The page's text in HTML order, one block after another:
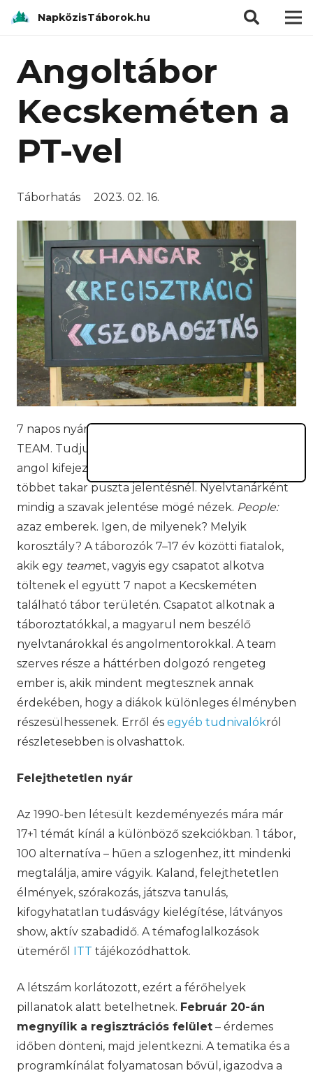
NapközisTáborok.hu
Angoltábor
Kecskeméten a
PT-vel
Táborhatás 2023. 02. 16.
7 napos nyári gyerekfesztivál? IGEN: PEOPLE
TEAM. Tudjuk-e, hogy jelent, mit takar ez az
angol kifejezés? Számomra a
többet takar puszta jelentésnél. Nyelvtanárként
mindig a szavak jelentése mögé nézek. People:
azaz emberek. Igen, de milyenek? Melyik
korosztály? A táborozók 7–17 év közötti fiatalok,
akik egy teamet, vagyis egy csapatot alkotva
töltenek el együtt 7 napot a Kecskeméten
található tábor területén. Csapatot alkotnak a
táboroztatókkal, a magyarul nem beszélő
nyelvtanárokkal és angolmentorokkal. A team
szerves része a háttérben dolgozó rengeteg
ember is, akik mindent megtesznek annak
érdekében, hogy a diákok különleges élményben
részesülhessenek. Erről és egyéb tudnivalókról
részletesebben is olvashattok.
Felejthetetlen nyár
Az 1990-ben létesült kezdeményezés mára már
17+1 témát kínál a különböző szekciókban. 1 tábor,
100 alternatíva – hűen a szlogenhez, itt mindenki
megtalálja, amire vágyik. Kaland, felejthetetlen
élmények, szórakozás, játszva tanulás,
kifogyhatatlan tudásvágy kielégítése, látványos
show, aktív szabadidő. A témafoglalkozások
üteméről ITT tájékozódhattok.
A létszám korlátozott, ezért a férőhelyek
pillanatok alatt betelhetnek. Február 20-án
megnyílik a regisztrációs felület – érdemes
időben dönteni, majd jelentkezni. A tematika és a
programkínálat folyamatosan bővül, igazodva a